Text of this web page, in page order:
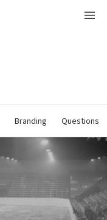
Branding Questions